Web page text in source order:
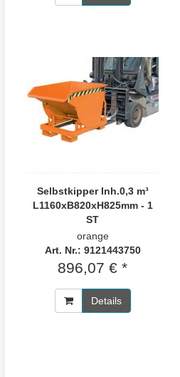
Selbstkipper Inh.0,3 m³
L1160xB820xH825mm - 1
ST
orange
Art. Nr.: 9121443750
896,07 € *
Details